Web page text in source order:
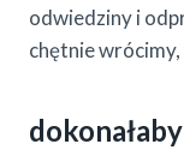
odwiedziny i
chętnie wrócimy,